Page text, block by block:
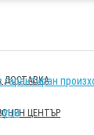
ДОСТАВКА
ЦЕНТЪР